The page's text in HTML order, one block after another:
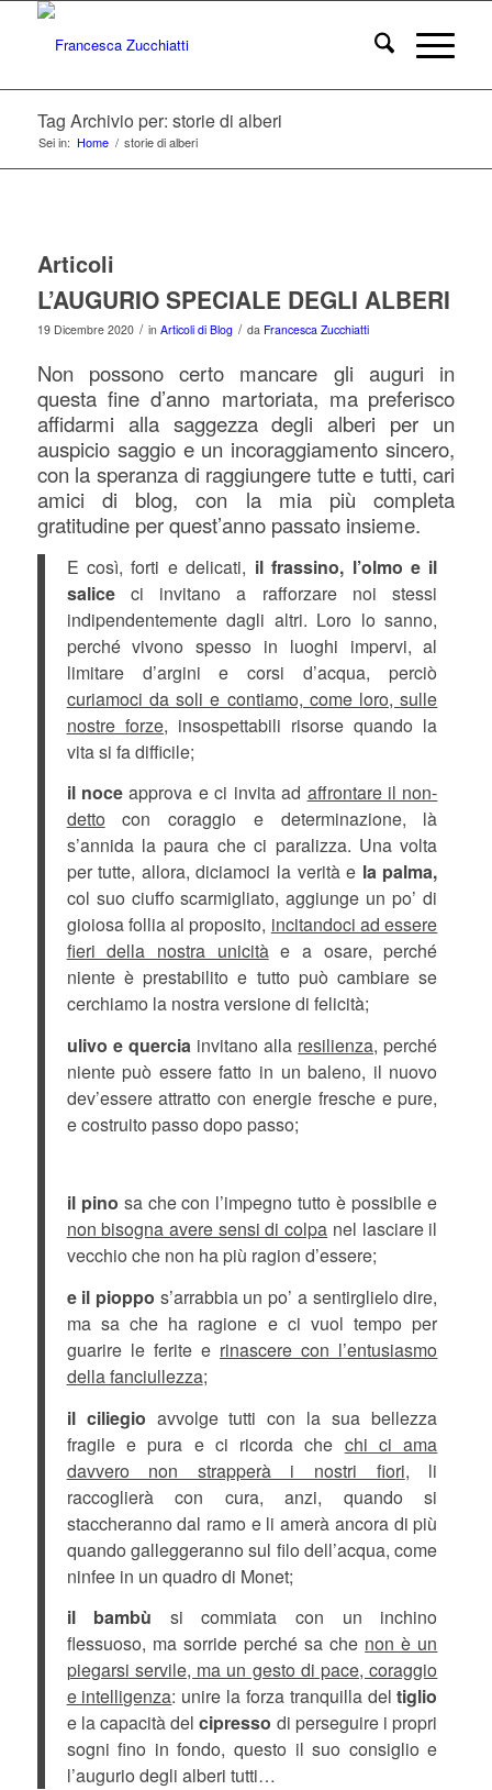
Tag Archivio per: storie di alberi
Sei in: Home / storie di alberi
Articoli
L’AUGURIO SPECIALE DEGLI ALBERI
19 Dicembre 2020 / in Articoli di Blog / da Francesca Zucchiatti
Non possono certo mancare gli auguri in
questa fine d’anno martoriata, ma preferisco
affidarmi alla saggezza degli alberi per un
auspicio saggio e un incoraggiamento sincero,
con la speranza di raggiungere tutte e tutti, cari
amici di blog, con la mia più completa
gratitudine per quest’anno passato insieme.
E così, forti e delicati, il frassino, l’olmo e il
saliceci invitano a rafforzare noi stessi
indipendentemente dagli altri. Loro lo sanno,
perché vivono spesso in luoghi impervi, al
limitare d’argini e corsi d’acqua, perciò
curiamoci da soli e contiamo, come loro, sulle
nostre forze, insospettabili risorse quando la
vita si fa difficile;
il noce approva e ci invita ad affrontare il non-
dettocon coraggio e determinazione, là
s’annida la paura che ci paralizza. Una volta
per tutte, allora, diciamoci la verità e la palma,
col suo ciuffo scarmigliato, aggiunge un po’ di
gioiosa follia al proposito, incitandoci ad essere
fieri della nostra unicitàe a osare, perché
niente è prestabilito e tutto può cambiare se
cerchiamo la nostra versione di felicità;
ulivo e querciainvitano alla resilienza, perché
niente può essere fatto in un baleno, il nuovo
dev’essere attratto con energie fresche e pure,
e costruito passo dopo passo;
il pino sa che con l’impegno tutto è possibile e
non bisogna avere sensi di colpa nel lasciare il
vecchio che non ha più ragion d’essere;
e il pioppo s’arrabbia un po’ a sentirglielo dire,
ma sa che ha ragione e ci vuol tempo per
guarire le ferite e rinascere con l’entusiasmo
della fanciullezza;
il ciliegio avvolge tutti con la sua bellezza
fragile e pura e ci ricorda che chi ci ama
davvero non strapperà i nostri fiori, li
raccoglierà con cura, anzi, quando si
staccheranno dal ramo e li amerà ancora di più
quando galleggeranno sul filo dell’acqua, come
ninfee in un quadro di Monet;
il bambù si commiata con un inchino
flessuoso, ma sorride perché sa che non è un
piegarsi servile, ma un gesto di pace, coraggio
e intelligenza: unire la forza tranquilla deltiglio
e la capacità delcipresso di perseguire i propri
sogni fino in fondo, questo il suo consiglio e
l’augurio degli alberi tutti…